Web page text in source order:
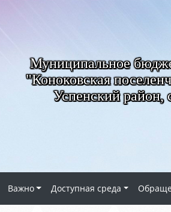
Муниципальное
"Коноковская
Успенский район,
Важно Доступная среда